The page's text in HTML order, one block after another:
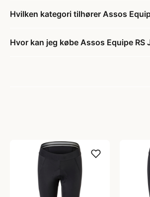
Hvilken kategori tilhører Assos
Hvor kan jeg købe Assos Equipe